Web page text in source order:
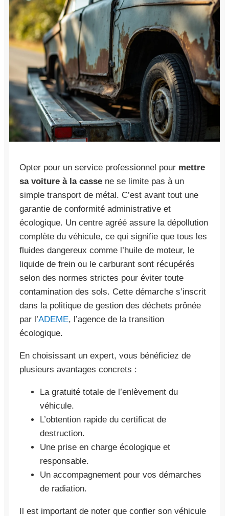
Opter pour un service professionnel pour mettre
sa voiture à la casse ne se limite pas à un
simple transport de métal. C’est avant tout une
garantie de conformité administrative et
écologique. Un centre agréé assure la dépollution
complète du véhicule, ce qui signifie que tous les
fluides dangereux comme l’huile de moteur, le
liquide de frein ou le carburant sont récupérés
selon des normes strictes pour éviter toute
contamination des sols. Cette démarche s’inscrit
dans la politique de gestion des déchets prônée
par l’ADEME, l’agence de la transition
écologique.
En choisissant un expert, vous bénéficiez de
plusieurs avantages concrets :
La gratuité totale de l’enlèvement du
véhicule.
L’obtention rapide du certificat de
destruction.
Une prise en charge écologique et
responsable.
Un accompagnement pour vos démarches
de radiation.
Il est important de noter que confier son véhicule